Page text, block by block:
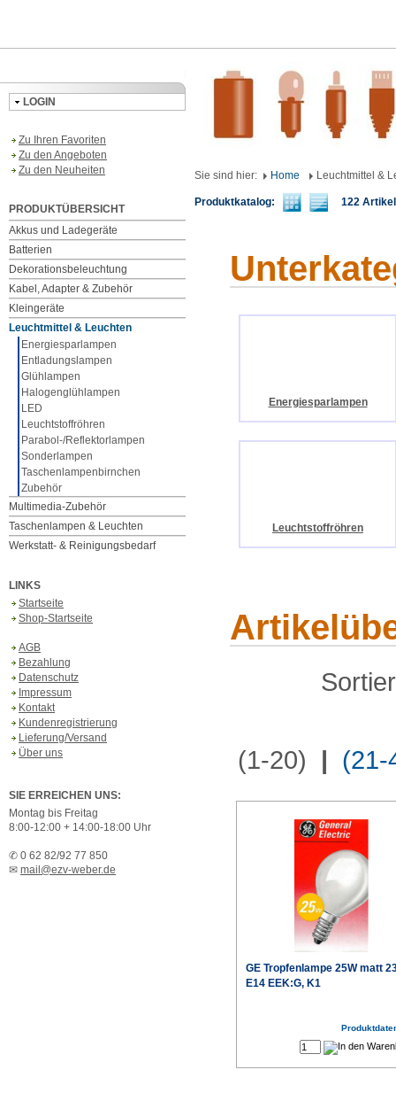
LOGIN
Zu Ihren Favoriten
Zu den Angeboten
Zu den Neuheiten
PRODUKTÜBERSICHT
Akkus und Ladegeräte
Batterien
Dekorationsbeleuchtung
Kabel, Adapter & Zubehör
Kleingeräte
Leuchtmittel & Leuchten
Energiesparlampen
Entladungslampen
Glühlampen
Halogenglühlampen
LED
Leuchtstoffröhren
Parabol-/Reflektorlampen
Sonderlampen
Taschenlampenbirnchen
Zubehör
Multimedia-Zubehör
Taschenlampen & Leuchten
Werkstatt- & Reinigungsbedarf
LINKS
Startseite
Shop-Startseite
AGB
Bezahlung
Datenschutz
Impressum
Kontakt
Kundenregistrierung
Lieferung/Versand
Über uns
SIE ERREICHEN UNS:
Montag bis Freitag
8:00-12:00 + 14:00-18:00 Uhr
✆ 0 62 82/92 77 850
✉ mail@ezv-weber.de
Sie sind hier: Home Leuchtmittel &
Produktkatalog: 122 Artikel
Energiesparlampen
Leuchtstoffröhren
(1-20) | (21-
GE Tropfenlampe 25W matt
E14 EEK:G, K1